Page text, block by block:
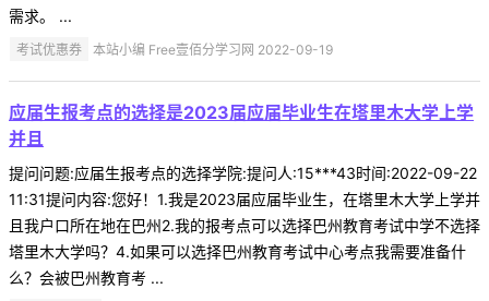
需求。 ...
考试优惠券 本站小编 Free壹佰分学习网 2022-09-19
应届生报考点的选择是2023届应届毕业生在塔里木大学上学
并且
提问问题:应届生报考点的选择学院:提问人:15***43时间:2022-09-22
11:31提问内容:您好！1.我是2023届应届毕业生，在塔里木大学上学并
且我户口所在地在巴州2.我的报考点可以选择巴州教育考试中学不选择
塔里木大学吗？4.如果可以选择巴州教育考试中心考点我需要准备什
么？会被巴州教育考 ...